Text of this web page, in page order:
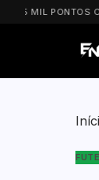
PONTOS COM